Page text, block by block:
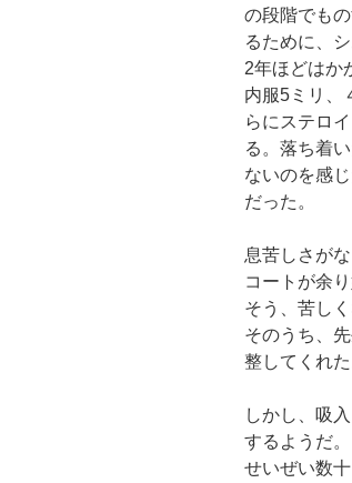
の段階でも
るために、
2年ほどはか
内服5ミリ、
らにステロ
る。落ち着
ないのを感
だった。
息苦しさが
コートが余り
そう、苦し
そのうち、
整してくれた
しかし、吸
するようだ。
せいぜい数